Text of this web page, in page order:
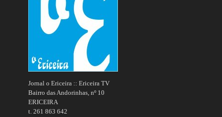
Jornal o Ericeira :: Ericeira TV
Bairro das Andorinhas, nº 10
ERICEIRA
t. 261 863 642